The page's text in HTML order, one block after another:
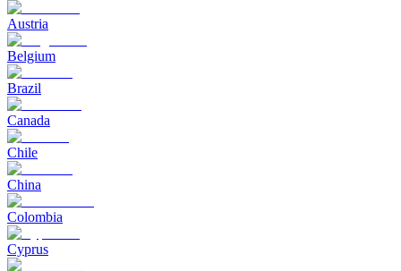
Austria
Belgium
Brazil
Canada
Chile
China
Colombia
Cyprus